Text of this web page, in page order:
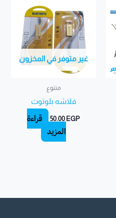
غير متوفر في المخزون
متنوع
فلاشه بلوتوث
50.00 EGP
قراءة
المزيد